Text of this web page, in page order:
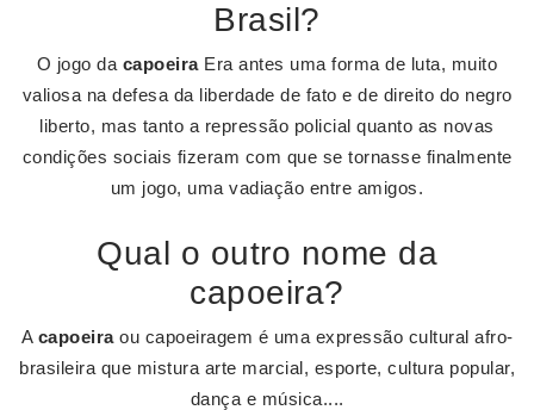
Brasil?
O jogo da capoeiraEra antes uma forma de luta, muito
valiosa na defesa da liberdade de fato e de direito do negro
liberto, mas tanto a repressão policial quanto as novas
condições sociais fizeram com que se tornasse finalmente
um jogo, uma vadiação entre amigos.
Qual o outro nome da
capoeira?
A capoeiraou capoeiragem é uma expressão cultural afro-
brasileira que mistura arte marcial, esporte, cultura popular,
dança e música....